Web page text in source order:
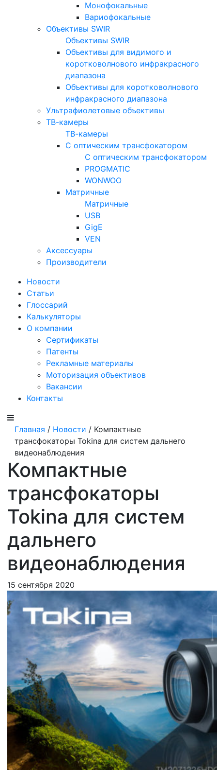
Монофокальные
Вариофокальные
Объективы SWIR
Объективы SWIR
Объективы для видимого и
коротковолнового инфракрасного
диапазона
Объективы для коротковолнового
инфракрасного диапазона
Ультрафиолетовые объективы
ТВ-камеры
ТВ-камеры
С оптическим трансфокатором
С оптическим трансфокатором
PROGMATIC
WONWOO
Матричные
Матричные
USB
GigE
VEN
Аксессуары
Производители
Новости
Статьи
Глоссарий
Калькуляторы
О компании
Сертификаты
Патенты
Рекламные материалы
Моторизация объективов
Вакансии
Контакты
Главная / Новости / Компактные
трансфокаторы Tokina для систем дальнего
видеонаблюдения
Компактные
трансфокаторы
Tokina для систем
дальнего
видеонаблюдения
15 сентября 2020